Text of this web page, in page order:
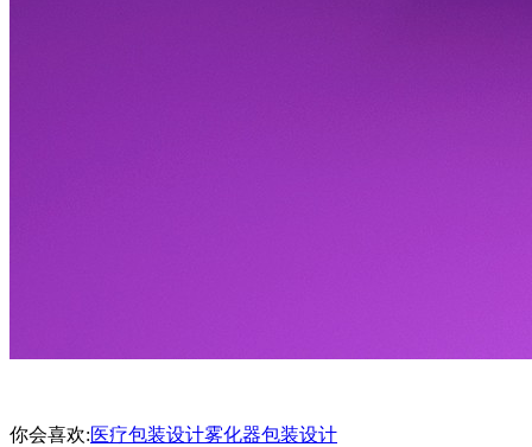
你会喜欢:医疗包装设计雾化器包装设计